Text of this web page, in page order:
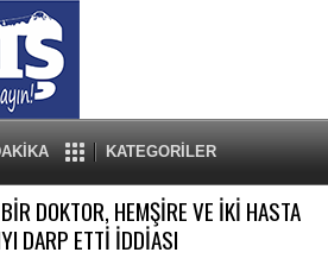
KATEGORİLER
DOKTOR, HEMŞİRE VE İKİ HASTA
DARP ETTİ İDDİASI